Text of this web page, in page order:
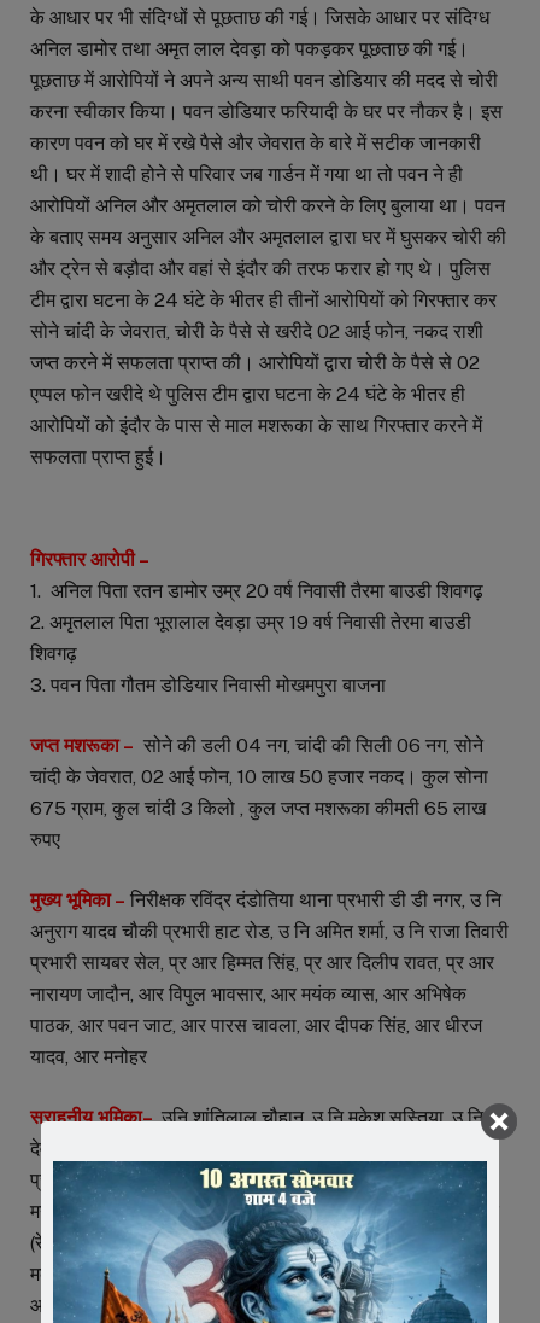
के आधार पर भी संदिग्धों से पूछताछ की गई। जिसके आधार पर संदिग्ध
अनिल डामोर तथा अमृत लाल देवड़ा को पकड़कर पूछताछ की गई।
पूछताछ में आरोपियों ने अपने अन्य साथी पवन डोडियार की मदद से चोरी
करना स्वीकार किया। पवन डोडियार फरियादी के घर पर नौकर है। इस
कारण पवन को घर में रखे पैसे और जेवरात के बारे में सटीक जानकारी
थी। घर में शादी होने से परिवार जब गार्डन में गया था तो पवन ने ही
आरोपियों अनिल और अमृतलाल को चोरी करने के लिए बुलाया था। पवन
के बताए समय अनुसार अनिल और अमृतलाल द्वारा घर में घुसकर चोरी की
और ट्रेन से बड़ौदा और वहां से इंदौर की तरफ फरार हो गए थे। पुलिस
टीम द्वारा घटना के 24 घंटे के भीतर ही तीनों आरोपियों को गिरफ्तार कर
सोने चांदी के जेवरात, चोरी के पैसे से खरीदे 02 आई फोन, नकद राशी
जप्त करने में सफलता प्राप्त की। आरोपियों द्वारा चोरी के पैसे से 02
एप्पल फोन खरीदे थे पुलिस टीम द्वारा घटना के 24 घंटे के भीतर ही
आरोपियों को इंदौर के पास से माल मशरूका के साथ गिरफ्तार करने में
सफलता प्राप्त हुई।
गिरफ्तार आरोपी –
1. अनिल पिता रतन डामोर उम्र 20 वर्ष निवासी तैरमा बाउडी शिवगढ़
2. अमृतलाल पिता भूरालाल देवड़ा उम्र 19 वर्ष निवासी तेरमा बाउडी
शिवगढ़
3. पवन पिता गौतम डोडियार निवासी मोखमपुरा बाजना
जप्त मशरूका – सोने की डली 04 नग, चांदी की सिली 06 नग, सोने
चांदी के जेवरात, 02 आई फोन, 10 लाख 50 हजार नकद। कुल सोना
675 ग्राम, कुल चांदी 3 किलो , कुल जप्त मशरूका कीमती 65 लाख
रुपए
मुख्य भूमिका – निरीक्षक रविंद्र दंडोतिया थाना प्रभारी डी डी नगर, उ नि
अनुराग यादव चौकी प्रभारी हाट रोड, उ नि अमित शर्मा, उ नि राजा तिवारी
प्रभारी सायबर सेल, प्र आर हिम्मत सिंह, प्र आर दिलीप रावत, प्र आर
नारायण जादौन, आर विपुल भावसार, आर मयंक व्यास, आर अभिषेक
पाठक, आर पवन जाट, आर पारस चावला, आर दीपक सिंह, आर धीरज
यादव, आर मनोहर
सराहनीय भूमिका– उनि शांतिलाल चौहान, उ नि मुकेश सस्तिया, उ नि
देवीलाल पाटीदार, स उ नि दिनेश कुमार मावी, सउनि (रे) देवेंद्र ठाकुर,
प्रआर (रे) 84 शांतिलाल डिंडोर, प्र आर अंकलेश्वर पाटीदार, प्र आर
मनीष कुमार ओझा, प्र आर नीलेश पाठक, आर 607 देवेंद्र डोडिया, आर
(रे) मनोज सोनगरा, आर दीपक वसुनिया, आर अवधेश प्रताप सिंह, आर
मकन सिंह परमार, आर संदीप कुमावत, आर टीकम सिंह चुंडावत, आर
आशिक मंसूरी की सराहनीय भूमिका रही।